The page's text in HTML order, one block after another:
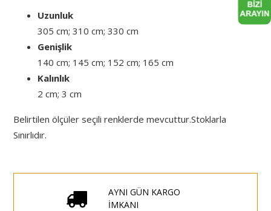
Uzunluk
305 cm; 310 cm; 330 cm
Genişlik
140 cm; 145 cm; 152 cm; 165 cm
Kalınlık
2 cm; 3 cm
Belirtilen ölçüler seçili renklerde mevcuttur.Stoklarla
Sınırlıdır.
AYNI GÜN KARGO
İMKANI